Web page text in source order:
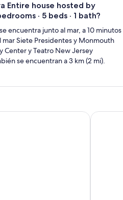
Entire house hosted by
· 5 beds · 1 bath?
encuentra junto al mar, a 10 minutos
Siete Presidentes y Monmouth
Center y Teatro New Jersey
se encuentran a 3 km (2 mi).
Square by IHG Hyatt